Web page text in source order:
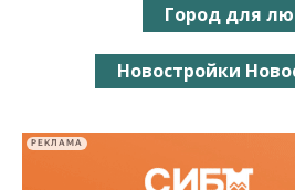
Город для
Новостройки
РЕКЛАМА